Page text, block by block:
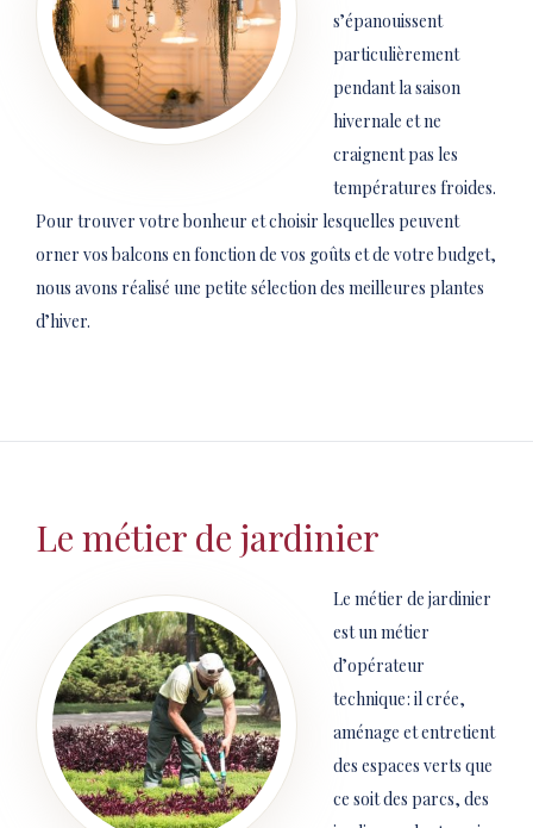
s’épanouissent
particulièrement
pendant la saison
hivernale et ne
craignent pas les
températures froides.
Pour trouver votre bonheur et choisir lesquelles peuvent
orner vos balcons en fonction de vos goûts et de votre budget,
nous avons réalisé une petite sélection des meilleures plantes
d’hiver.
Le métier de jardinier
Le métier de jardinier
est un métier
d’opérateur
technique : il crée,
aménage et entretient
des espaces verts que
ce soit des parcs, des